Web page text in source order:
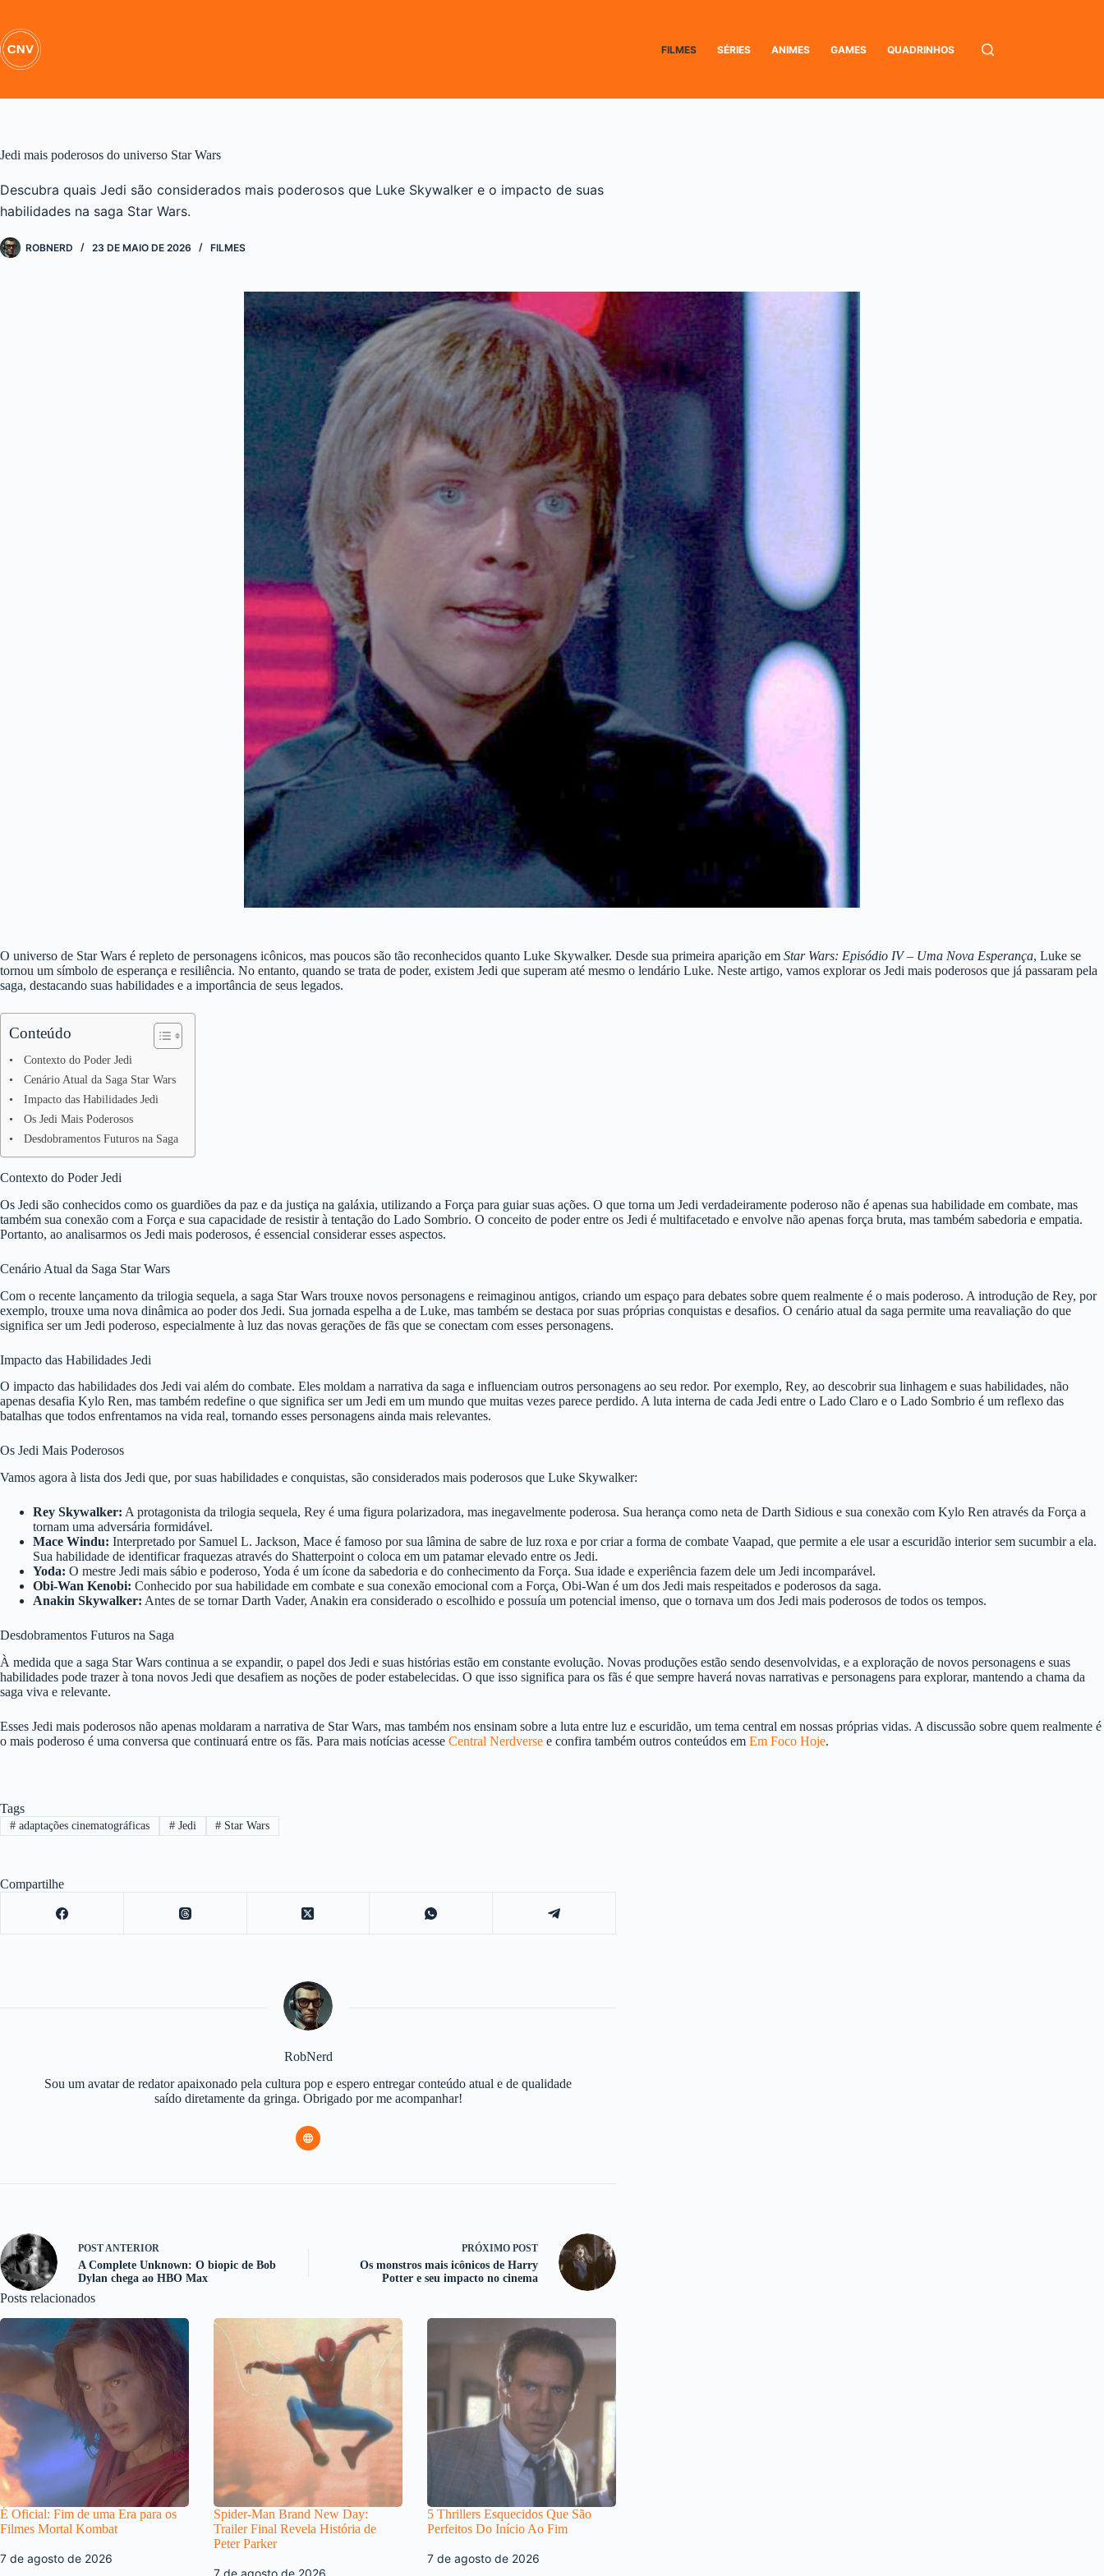
o
conteúdo
FILMES SÉRIES ANIMES GAMES QUADRINHOS
Jedi mais poderosos do universo Star Wars
Descubra quais Jedi são considerados mais poderosos que Luke Skywalker e o impacto de suas
habilidades na saga Star Wars.
ROBNERD 23 DE MAIO DE 2026 FILMES
O universo de Star Wars é repleto de personagens icônicos, mas poucos são tão reconhecidos quanto Luke Skywalker. Desde sua primeira aparição em Star Wars: Episódio IV – Uma Nova Esperança, Luke se
tornou um símbolo de esperança e resiliência. No entanto, quando se trata de poder, existem Jedi que superam até mesmo o lendário Luke. Neste artigo, vamos explorar os Jedi mais poderosos que já passaram pela
saga, destacando suas habilidades e a importância de seus legados.
Conteúdo
Contexto do Poder Jedi
Cenário Atual da Saga Star Wars
Impacto das Habilidades Jedi
Os Jedi Mais Poderosos
Desdobramentos Futuros na Saga
Contexto do Poder Jedi
Os Jedi são conhecidos como os guardiões da paz e da justiça na galáxia, utilizando a Força para guiar suas ações. O que torna um Jedi verdadeiramente poderoso não é apenas sua habilidade em combate, mas
também sua conexão com a Força e sua capacidade de resistir à tentação do Lado Sombrio. O conceito de poder entre os Jedi é multifacetado e envolve não apenas força bruta, mas também sabedoria e empatia.
Portanto, ao analisarmos os Jedi mais poderosos, é essencial considerar esses aspectos.
Cenário Atual da Saga Star Wars
Com o recente lançamento da trilogia sequela, a saga Star Wars trouxe novos personagens e reimaginou antigos, criando um espaço para debates sobre quem realmente é o mais poderoso. A introdução de Rey, por
exemplo, trouxe uma nova dinâmica ao poder dos Jedi. Sua jornada espelha a de Luke, mas também se destaca por suas próprias conquistas e desafios. O cenário atual da saga permite uma reavaliação do que
significa ser um Jedi poderoso, especialmente à luz das novas gerações de fãs que se conectam com esses personagens.
Impacto das Habilidades Jedi
O impacto das habilidades dos Jedi vai além do combate. Eles moldam a narrativa da saga e influenciam outros personagens ao seu redor. Por exemplo, Rey, ao descobrir sua linhagem e suas habilidades, não
apenas desafia Kylo Ren, mas também redefine o que significa ser um Jedi em um mundo que muitas vezes parece perdido. A luta interna de cada Jedi entre o Lado Claro e o Lado Sombrio é um reflexo das
batalhas que todos enfrentamos na vida real, tornando esses personagens ainda mais relevantes.
Os Jedi Mais Poderosos
Vamos agora à lista dos Jedi que, por suas habilidades e conquistas, são considerados mais poderosos que Luke Skywalker:
Rey Skywalker: A protagonista da trilogia sequela, Rey é uma figura polarizadora, mas inegavelmente poderosa. Sua herança como neta de Darth Sidious e sua conexão com Kylo Ren através da Força a
tornam uma adversária formidável.
Mace Windu: Interpretado por Samuel L. Jackson, Mace é famoso por sua lâmina de sabre de luz roxa e por criar a forma de combate Vaapad, que permite a ele usar a escuridão interior sem sucumbir a ela.
Sua habilidade de identificar fraquezas através do Shatterpoint o coloca em um patamar elevado entre os Jedi.
Yoda: O mestre Jedi mais sábio e poderoso, Yoda é um ícone da sabedoria e do conhecimento da Força. Sua idade e experiência fazem dele um Jedi incomparável.
Obi-Wan Kenobi: Conhecido por sua habilidade em combate e sua conexão emocional com a Força, Obi-Wan é um dos Jedi mais respeitados e poderosos da saga.
Anakin Skywalker: Antes de se tornar Darth Vader, Anakin era considerado o escolhido e possuía um potencial imenso, que o tornava um dos Jedi mais poderosos de todos os tempos.
Desdobramentos Futuros na Saga
À medida que a saga Star Wars continua a se expandir, o papel dos Jedi e suas histórias estão em constante evolução. Novas produções estão sendo desenvolvidas, e a exploração de novos personagens e suas
habilidades pode trazer à tona novos Jedi que desafiem as noções de poder estabelecidas. O que isso significa para os fãs é que sempre haverá novas narrativas e personagens para explorar, mantendo a chama da
saga viva e relevante.
Esses Jedi mais poderosos não apenas moldaram a narrativa de Star Wars, mas também nos ensinam sobre a luta entre luz e escuridão, um tema central em nossas próprias vidas. A discussão sobre quem realmente é
o mais poderoso é uma conversa que continuará entre os fãs. Para mais notícias acesse Central Nerdverse e confira também outros conteúdos em Em Foco Hoje.
Tags
#adaptações cinematográficas #Jedi # Star Wars
Compartilhe
RobNerd
Sou um avatar de redator apaixonado pela cultura pop e espero entregar conteúdo atual e de qualidade
saído diretamente da gringa. Obrigado por me acompanhar!
POST ANTERIOR
A Complete Unknown: O biopic de Bob
Dylan chega ao HBO Max
PRÓXIMO POST
Os monstros mais icônicos de Harry
Potter e seu impacto no cinema
Posts relacionados
É Oficial: Fim de uma Era para os
Filmes Mortal Kombat
7 de agosto de 2026
Spider-Man Brand New Day:
Trailer Final Revela História de
Peter Parker
7 de agosto de 2026
5 Thrillers Esquecidos Que São
Perfeitos Do Início Ao Fim
7 de agosto de 2026